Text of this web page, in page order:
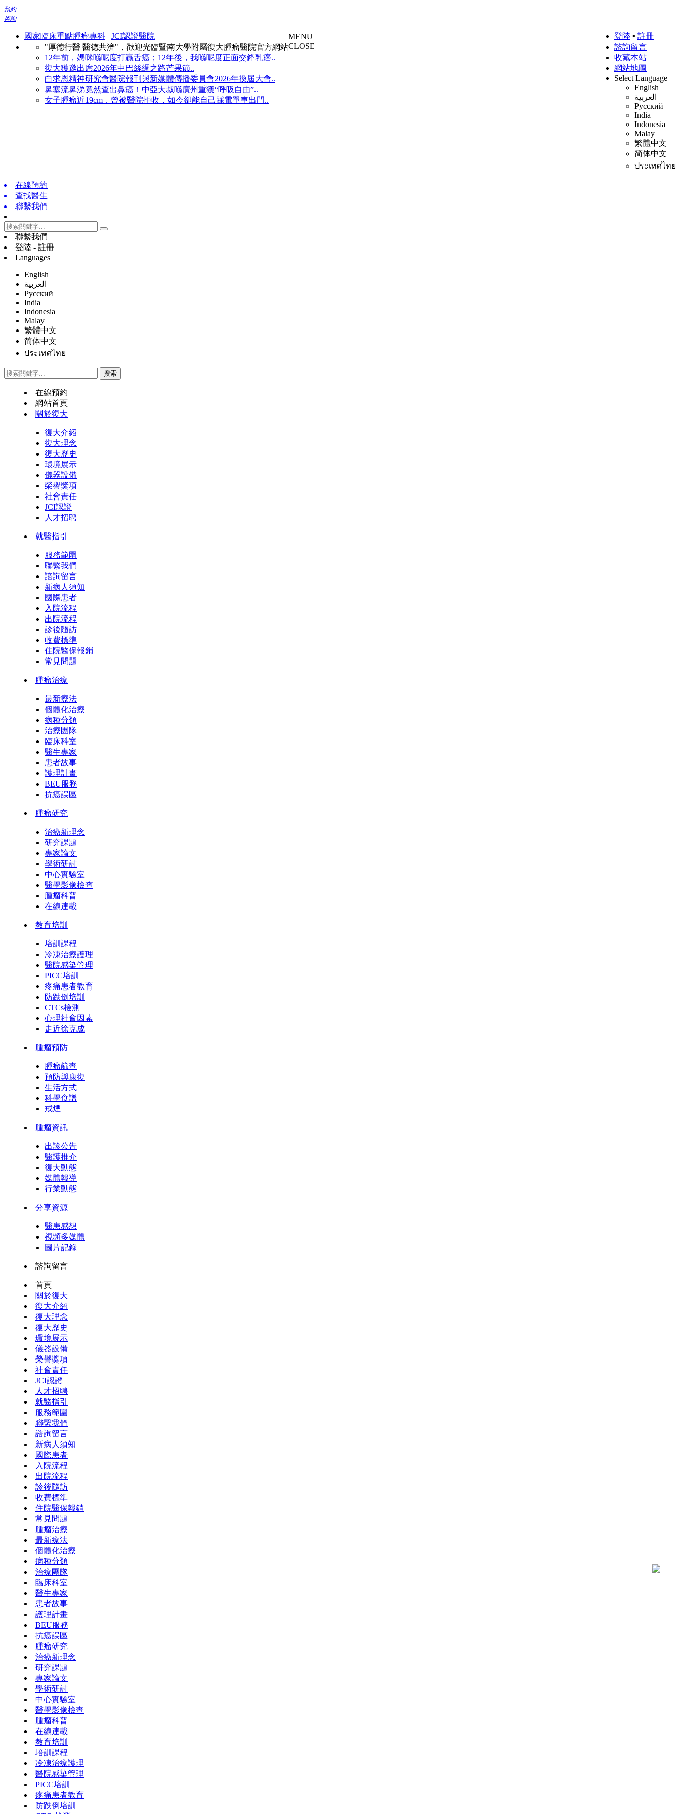
預約
咨詢
國家臨床重點腫瘤專科
JCI認證醫院
"厚德行醫 醫德共濟"，歡迎光臨暨南大學附屬復大腫瘤醫院官方網站
12年前，媽咪喺呢度打贏舌癌；12年後，我喺呢度正面交鋒乳癌..
復大獲邀出席2026年中巴絲綢之路芒果節..
白求恩精神研究會醫院報刊與新媒體傳播委員會2026年換屆大會..
鼻塞流鼻涕竟然查出鼻癌！中亞大叔喺廣州重獲“呼吸自由”..
女子腫瘤近19cm，曾被醫院拒收，如今卻能自己踩電單車出門..
登陸 ▪ 註冊
諮詢留言
收藏本站
網站地圖
Select Language
English
العربية
Русский
India
Indonesia
Malay
繁體中文
简体中文
ประเทศไทย
MENU
CLOSE
在線預約
查找醫生
聯繫我們
聯繫我們
登陸 - 註冊
Languages
English
العربية
Русский
India
Indonesia
Malay
繁體中文
简体中文
ประเทศไทย
在線預約
網站首頁
關於復大
復大介紹
復大理念
復大歷史
環境展示
儀器設備
榮譽獎項
社會責任
JCI認證
人才招聘
就醫指引
服務範圍
聯繫我們
諮詢留言
新病人須知
國際患者
入院流程
出院流程
診後隨訪
收費標準
住院醫保報銷
常見問題
腫瘤治療
最新療法
個體化治療
病種分類
治療團隊
臨床科室
醫生專家
患者故事
護理計畫
BEU服務
抗癌誤區
腫瘤研究
治癌新理念
研究課題
專家論文
學術研討
中心實驗室
醫學影像檢查
腫瘤科普
在線連載
教育培訓
培訓課程
冷凍治療護理
醫院感染管理
PICC培訓
疼痛患者教育
防跌倒培訓
CTCs檢測
心理社會因素
走近徐克成
腫瘤預防
腫瘤篩查
預防與康復
生活方式
科學食譜
戒煙
腫瘤資訊
出診公告
醫護推介
復大動態
媒體報導
行業動態
分享資源
醫患感想
視頻多媒體
圖片記錄
諮詢留言
首頁
關於復大
復大介紹
復大理念
復大歷史
環境展示
儀器設備
榮譽獎項
社會責任
JCI認證
人才招聘
就醫指引
服務範圍
聯繫我們
諮詢留言
新病人須知
國際患者
入院流程
出院流程
診後隨訪
收費標準
住院醫保報銷
常見問題
腫瘤治療
最新療法
個體化治療
病種分類
治療團隊
臨床科室
醫生專家
患者故事
護理計畫
BEU服務
抗癌誤區
腫瘤研究
治癌新理念
研究課題
專家論文
學術研討
中心實驗室
醫學影像檢查
腫瘤科普
在線連載
教育培訓
培訓課程
冷凍治療護理
醫院感染管理
PICC培訓
疼痛患者教育
防跌倒培訓